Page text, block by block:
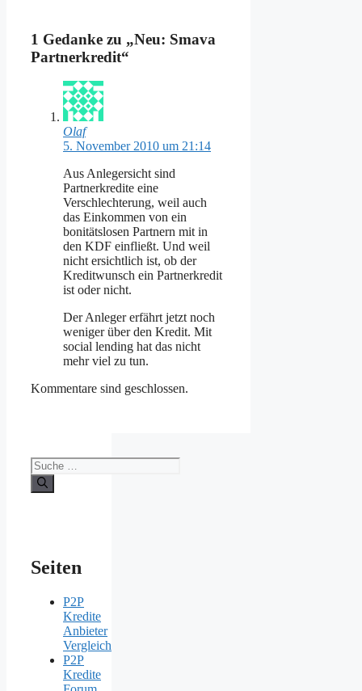
1 Gedanke zu „Neu: Smava
Partnerkredit“
Olaf
5. November 2010 um 21:14
Aus Anlegersicht sind
Partnerkredite eine
Verschlechterung, weil auch
das Einkommen von ein
bonitätslosen Partnern mit in
den KDF einfließt. Und weil
nicht ersichtlich ist, ob der
Kreditwunsch ein Partnerkredit
ist oder nicht.
Der Anleger erfährt jetzt noch
weniger über den Kredit. Mit
social lending hat das nicht
mehr viel zu tun.
Kommentare sind geschlossen.
Suche
nach:
Seiten
P2P
Kredite
Anbieter
Vergleich
P2P
Kredite